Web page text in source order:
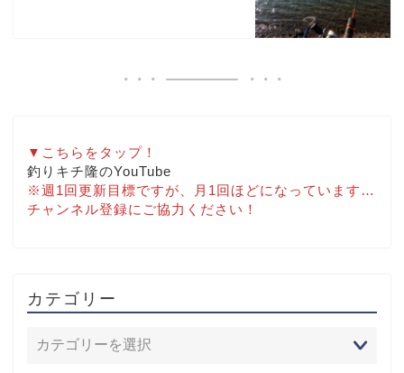
▼こちらをタップ！
釣りキチ隆のYouTube
※週1回更新目標ですが、月1回ほどになっています…
チャンネル登録にご協力ください！
カテゴリー